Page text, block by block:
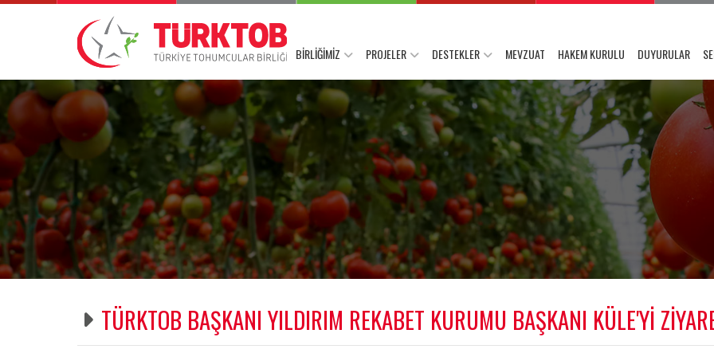
BİRLİĞİMİZ PROJELER DESTEKLER MEVZUAT HAKEM KURULU DUYURULAR
TÜRKTOB BAŞKANI YILDIRIM REKABET KURUMU BAŞKANI KÜLE'Yİ